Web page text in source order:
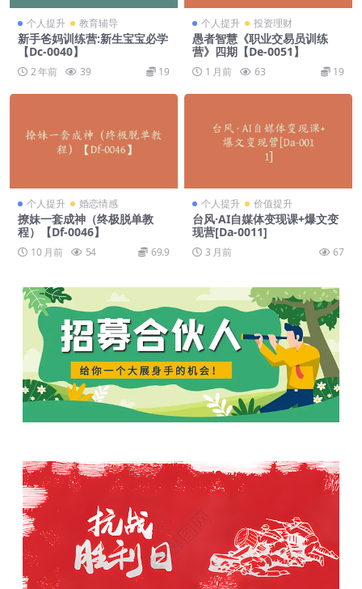
个人提升 教育辅导
新手爸妈训练营:新生宝宝必学
【Dc-0040】
2 年前 39 19
个人提升 投资理财
愚者智慧《职业交易员训练
营》四期【De-0051】
1 月前 63 19
个人提升 婚恋情感
撩妹一套成神（终极脱单教
程）【Df-0046】
10 月前 54 69.9
个人提升 价值提升
台风·AI自媒体变现课+爆文变
现营[Da-0011]
3 月前 67